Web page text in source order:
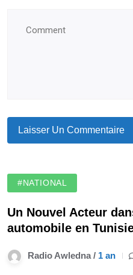
#NATIONAL
Un Nouvel Acteur
automobile en
Radio Awledna / 1 an